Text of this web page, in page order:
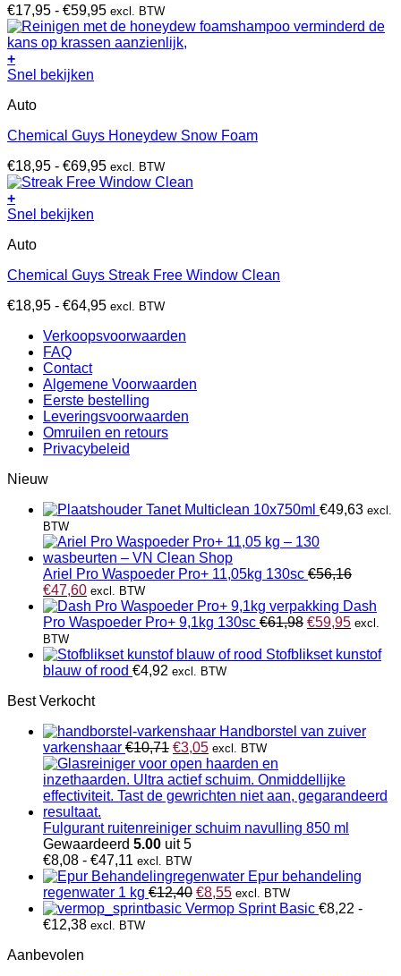
optie
kan
gekozen
worden
op
productpagina
€17,95 - €59,95Prijsklasse:
€17,95
tot
excl. BTW
+
Dit
heeft
variaties.
optie
kan
gekozen
worden
de
productpagina
Snel bekijken
Auto
Chemical Guys Honeydew Snow Foam
€18,95 - €69,95Prijsklasse:
€18,95
excl. BTW
+
Dit
heeft
variaties.
optie
gekozen
worden
productpagina
Snel bekijken
Auto
Chemical Guys Streak Free Window Clean
€18,95 - €64,95Prijsklasse:
tot
excl. BTW
Verkoopsvoorwaarden
FAQ
Contact
Algemene Voorwaarden
Eerste bestelling
Leveringsvoorwaarden
Omruilen en retours
Privacybeleid
Nieuw
Tanet Multiclean 10x750ml €49,63 excl.
BTW
Ariel Pro Waspoeder Pro+ 11,05kg 130sc €56,16
Oorspronkelijke
prijs
was:
€56,16.
€47,60Huidige
prijs
is:
excl. BTW
Dash
Pro Waspoeder Pro+ 9,1kg 130sc €61,98
was:
€59,95Huidige
is:
excl.
BTW
Stofblikset kunstof
blauw of rood €4,92 excl. BTW
Best Verkocht
Handborstel van zuiver
varkenshaar €10,71 Oorspronkelijke
prijs
was:
€10,71.
€3,05Huidige
prijs
is:
€3,05.
excl. BTW
Fulgurant ruitenreiniger schuim navulling 850 ml
Gewaardeerd 5.00 uit 5
€8,08 - €47,11 Prijsklasse:
€8,08
tot
€47,11
excl. BTW
Epur behandeling
regenwater 1 kg €12,40 Oorspronkelijke
prijs
€8,55Huidige
prijs
excl. BTW
Vermop Sprint Basic €8,22 -
€12,38Prijsklasse:
excl. BTW
Aanbevolen